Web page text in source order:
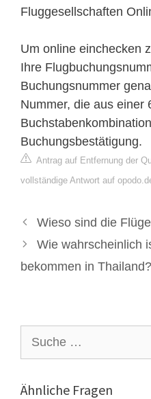
Fluggesellschaften
Um online einchecken
Ihre
Buchungsnummer
Nummer, die aus einer
Buchungsbestätigung.
Antrag auf Entfernung der
vollständige Antwort auf
Wieso sind die
Wie wahrscheinlich
bekommen in Thailand?
nach:
Ähnliche Fragen